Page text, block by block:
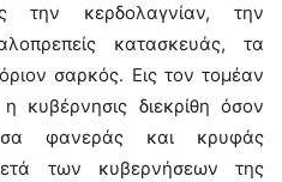
την κερδολαγνίαν, την
κατασκευάς, τα
σαρκός. Εις τον τομέαν
κυβέρνησις διεκρίθη όσον
φανεράς και κρυφάς
των κυβερνήσεων της